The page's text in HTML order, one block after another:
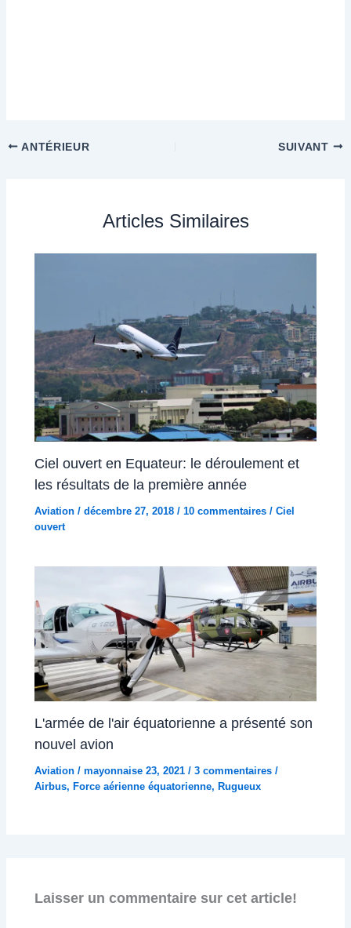
ANTÉRIEUR SUIVANT
Articles Similaires
Ciel ouvert en Equateur: le déroulement et
les résultats de la première année
Aviation /décembre 27, 2018/10 commentaires /Ciel
ouvert
L'armée de l'air équatorienne a présenté son
nouvel avion
Aviation /mayonnaise 23, 2021/3 commentaires /
Airbus, Force aérienne équatorienne, Rugueux
Laisser un commentaire sur cet article!